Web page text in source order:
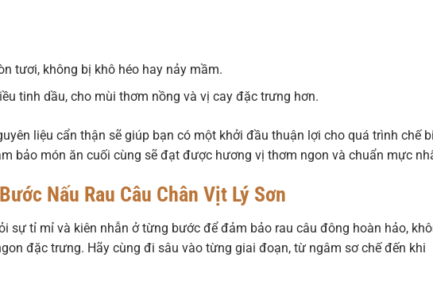
tươi, không bị khô héo hay nảy mầm.
tinh dầu, cho mùi thơm nồng và vị cay đặc trưng hơn.
liệu cẩn thận sẽ giúp bạn có một khởi đầu thuận lợi cho quá trình chế
bảo món ăn cuối cùng sẽ đạt được hương vị thơm ngon và chuẩn mực
Nấu Rau Câu Chân Vịt Lý Sơn
sự tỉ mỉ và kiên nhẫn ở từng bước để đảm bảo rau câu đông hoàn hảo,
đặc trưng. Hãy cùng đi sâu vào từng giai đoạn, từ ngâm sơ chế đến khi